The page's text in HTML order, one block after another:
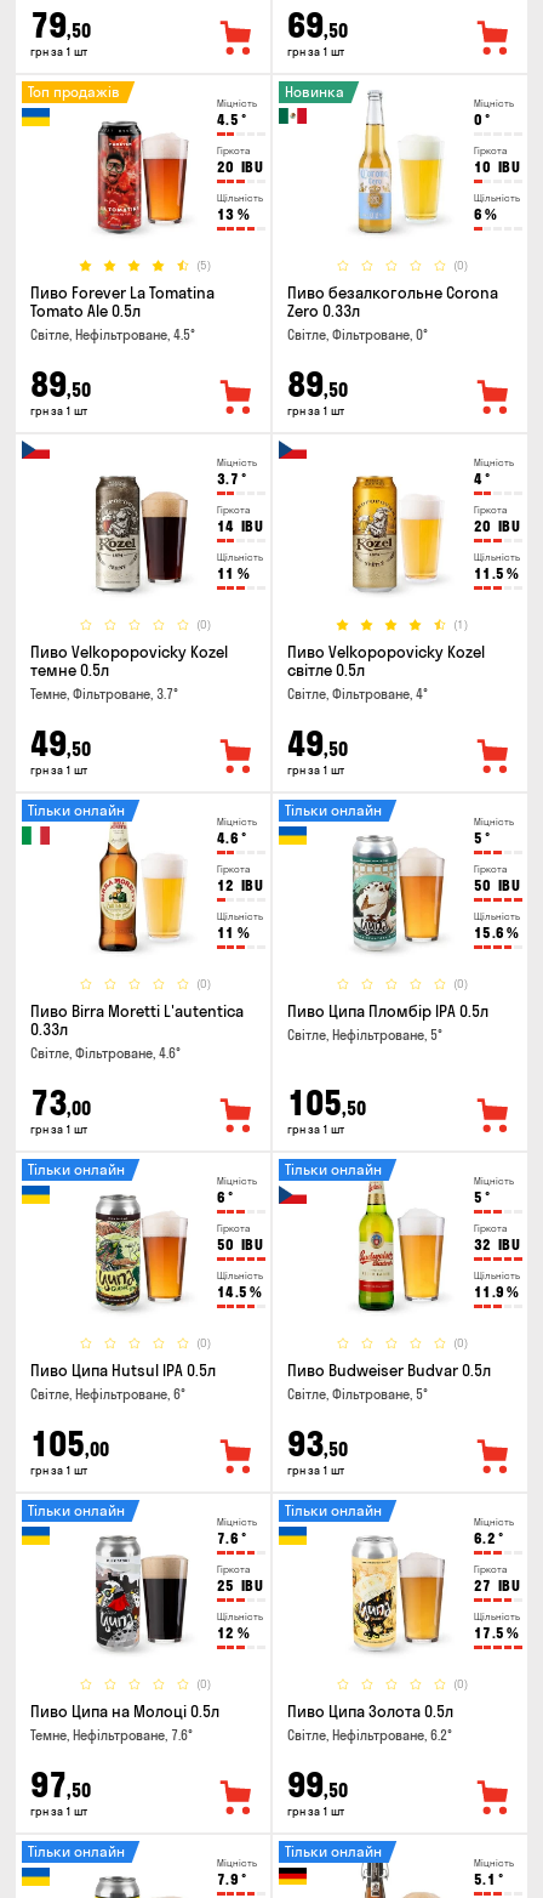
79,50
грн за 1 шт
69,50
грн за 1 шт
Міцність
4.5 °
Гіркота
20 IBU
Щільність
13 %
(5)
Топ продажів
Пиво Forever La Tomatina
Tomato Ale 0.5л
Світле, Нефільтроване, 4.5°
89,50
грн за 1 шт
Міцність
0 °
Гіркота
10 IBU
Щільність
6 %
(0)
Новинка
Пиво безалкогольне Corona
Zero 0.33л
Світле, Фільтроване, 0°
89,50
грн за 1 шт
Міцність
3.7 °
Гіркота
14 IBU
Щільність
11 %
(0)
Пиво Velkopopovicky Kozel
темне 0.5л
Темне, Фільтроване, 3.7°
49,50
грн за 1 шт
Міцність
4°
Гіркота
20 IBU
Щільність
11.5 %
(1)
Пиво Velkopopovicky Kozel
світле 0.5л
Світле, Фільтроване, 4°
49,50
грн за 1 шт
Міцність
4.6 °
Гіркота
12 IBU
Щільність
11 %
(0)
Тільки онлайн
Пиво Birra Moretti L'autentica
0.33л
Світле, Фільтроване, 4.6°
73,00
грн за 1 шт
Міцність
5 °
Гіркота
50 IBU
Щільність
15.6 %
(0)
Тільки онлайн
Пиво Ципа Пломбір IPA 0.5л
Світле, Нефільтроване, 5°
105,50
грн за 1 шт
Міцність
6 °
Гіркота
50 IBU
Щільність
14.5 %
(0)
Тільки онлайн
Пиво Ципа Hutsul IPA 0.5л
Світле, Нефільтроване, 6°
105,00
грн за 1 шт
Міцність
5 °
Гіркота
32 IBU
Щільність
11.9 %
(0)
Тільки онлайн
Пиво Budweiser Budvar 0.5л
Світле, Фільтроване, 5°
93,50
грн за 1 шт
Міцність
7.6 °
Гіркота
25 IBU
Щільність
12 %
(0)
Тільки онлайн
Пиво Ципа на Молоці 0.5л
Темне, Нефільтроване, 7.6°
97,50
грн за 1 шт
Міцність
6.2 °
Гіркота
27 IBU
Щільність
17.5 %
(0)
Тільки онлайн
Пиво Ципа Золота 0.5л
Світле, Нефільтроване, 6.2°
99,50
грн за 1 шт
Міцність
7.9 °
Тільки онлайн
Міцність
5.1 °
Тільки онлайн